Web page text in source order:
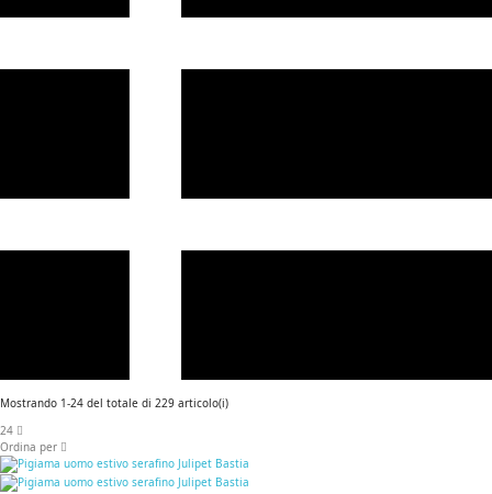
Mostrando 1-24 del totale di 229 articolo(i)
24
Ordina per